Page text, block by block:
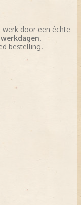
door een échte
.
bestelling.